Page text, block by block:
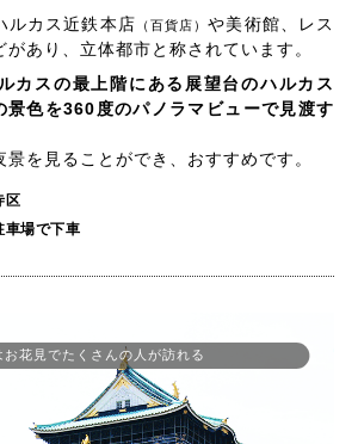
ルカス近鉄本店 （百貨店）や美術館、レス
があり、立体都市と称されています。
カスの最上階にある展望台のハルカス
景色を360度のパノラマビューで見渡す
を見ることができ、おすすめです。
区
車場で下車
お花見でたくさんの人が訪れる